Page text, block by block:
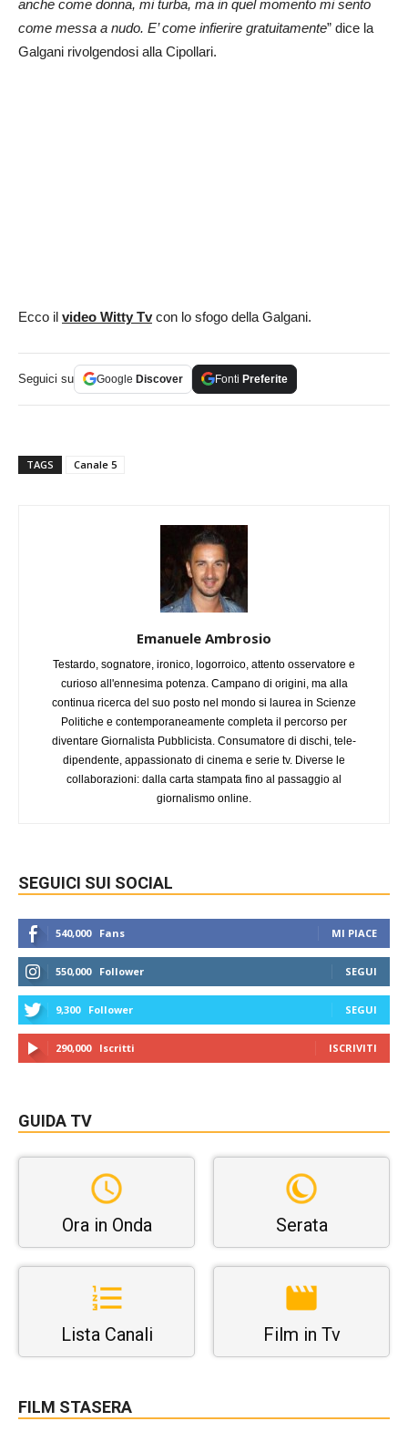
anche come donna, mi turba, ma in quel momento mi sento
come messa a nudo. E’ come infierire gratuitamente” dice la
Galgani rivolgendosi alla Cipollari.
Ecco il video Witty Tvcon lo sfogo della Galgani.
Seguici su Google Discover Fonti Preferite
TAGS Canale 5
Emanuele Ambrosio
Testardo, sognatore, ironico, logorroico, attento osservatore e
curioso all'ennesima potenza. Campano di origini, ma alla
continua ricerca del suo posto nel mondo si laurea in Scienze
Politiche e contemporaneamente completa il percorso per
diventare Giornalista Pubblicista. Consumatore di dischi, tele-
dipendente, appassionato di cinema e serie tv. Diverse le
collaborazioni: dalla carta stampata fino al passaggio al
giornalismo online.
SEGUICI SUI SOCIAL
540,000 Fans MI PIACE
550,000 Follower SEGUI
9,300 Follower SEGUI
290,000 Iscritti ISCRIVITI
GUIDA TV
Ora in Onda Serata
Lista Canali Film in Tv
FILM STASERA